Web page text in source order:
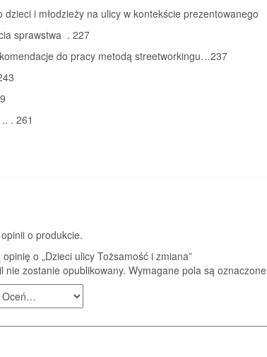
dzieci i młodzieży na ulicy w kontekście prezentowanego
sprawstwa . 227
do pracy metodą streetworkingu…237
. 261
o produkcie.
o „Dzieci ulicy Tożsamość i zmiana”
nie zostanie opublikowany. Wymagane pola są oznaczone